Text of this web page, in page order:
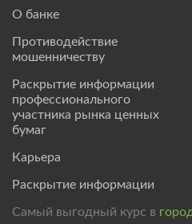
О банке
Противодействие
мошенничеству
Раскрытие информации
профессионального
участника рынка ценных
бумаг
Карьера
Раскрытие информации
Самый выгодный курс в